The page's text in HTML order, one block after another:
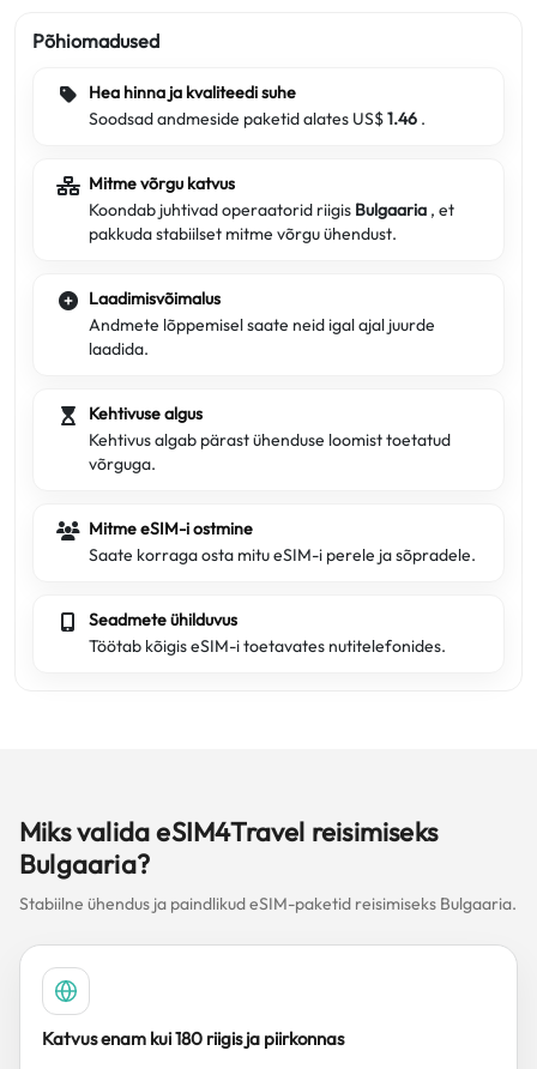
Põhiomadused
Hea hinna ja kvaliteedi suhe
Soodsad andmeside paketid alates US$1.46 .
Mitme võrgu katvus
Koondab juhtivad operaatorid riigis Bulgaaria , et
pakkuda stabiilset mitme võrgu ühendust.
Laadimisvõimalus
Andmete lõppemisel saate neid igal ajal juurde
laadida.
Kehtivuse algus
Kehtivus algab pärast ühenduse loomist toetatud
võrguga.
Mitme eSIM-i ostmine
Saate korraga osta mitu eSIM-i perele ja sõpradele.
Seadmete ühilduvus
Töötab kõigis eSIM-i toetavates nutitelefonides.
Miks valida eSIM4Travel reisimiseks
Bulgaaria?
Stabiilne ühendus ja paindlikud eSIM-paketid reisimiseks Bulgaaria.
Katvus enam kui 180 riigis ja piirkonnas